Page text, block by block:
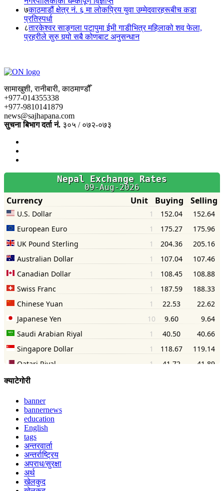
७काठमाडौं क्षेत्र नं. ६ मा लोकप्रिय युवा उम्मेदवारहरूबीच कडा
प्रतिस्पर्धा
८तारकेश्वर साङ्गला पटापुमा ईभी गाडीभित्र महिलाको शव फेला,
प्रहरीले सुरु गर्‍यो सबै कोणबाट अनुसन्धान
सामाखुशी, रानीबारी, काठमाण्डौँ
+977-014355338
+977-9810141879
news@sajhapana.com
सुचना बिभाग दर्ता नं. ३०५ / ०७२-०७३
क्याटेगोरी
banner
bannernews
education
English
tags
अन्तरवार्ता
अन्तर्राष्ट्रिय
अपराध/सुरक्षा
अर्थ
खेलकुद